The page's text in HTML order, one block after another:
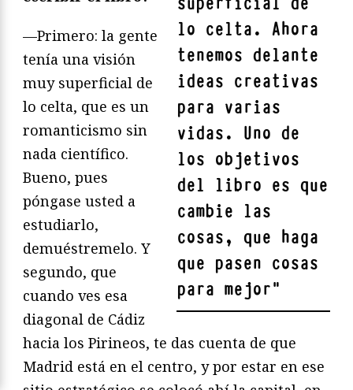
lo celta. Ahora
tenemos delante
ideas creativas
para varias
vidas. Uno de
los objetivos
del libro es que
cambie las
cosas, que haga
que pasen cosas
para mejor"
—Primero: la gente
tenía una visión
muy superficial de
lo celta, que es un
romanticismo sin
nada científico.
Bueno, pues
póngase usted a
estudiarlo,
demuéstremelo. Y
segundo, que
cuando ves esa
diagonal de Cádiz
hacia los Pirineos, te das cuenta de que
Madrid está en el centro, y por estar en ese